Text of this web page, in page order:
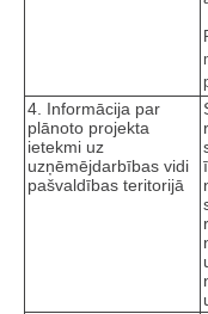
4. Informācija par
plānoto projekta
ietekmi uz
uzņēmējdarbības vidi
pašvaldības teritorijā